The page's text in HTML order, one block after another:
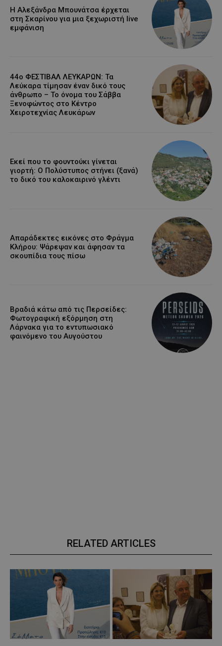
Η Αλεξάνδρα Μπουνάτσα έρχεται
στη Σκαρίνου για μια ξεχωριστή live
εμφάνιση
44ο ΦΕΣΤΙΒΑΛ ΛΕΥΚΑΡΩΝ: Τα
Λεύκαρα τίμησαν έναν δικό τους
άνθρωπο – Το όνομα του Σάββα
Ξενοφώντος στο Κέντρο
Χειροτεχνίας Λευκάρων
Εκεί που το φουντούκι γίνεται
γιορτή: Ο Πολύστυπος στήνει (ξανά)
το δικό του καλοκαιρινό γλέντι
Απαράδεκτες εικόνες στο Φράγμα
Κλήρου: Ψάρεψαν και άφησαν τα
σκουπίδια τους πίσω
Βραδιά κάτω από τις Περσείδες:
Φωτογραφική εξόρμηση στη
Λάρνακα για το εντυπωσιακό
φαινόμενο του Αυγούστου
RELATED ARTICLES